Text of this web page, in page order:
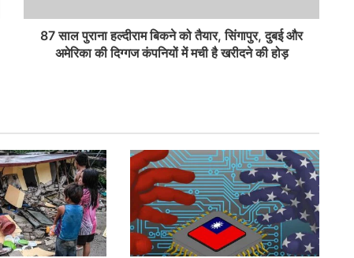
87 साल पुराना हल्दीराम बिकने को तैयार, सिंगापुर, दुबई और
अमेरिका की दिग्गज कंपनियों में मची है खरीदने की होड़